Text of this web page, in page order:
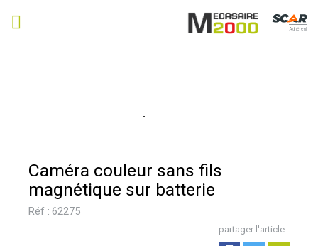
Adhérent
Caméra couleur sans fils
magnétique sur batterie
Réf : 62275
partager l'article